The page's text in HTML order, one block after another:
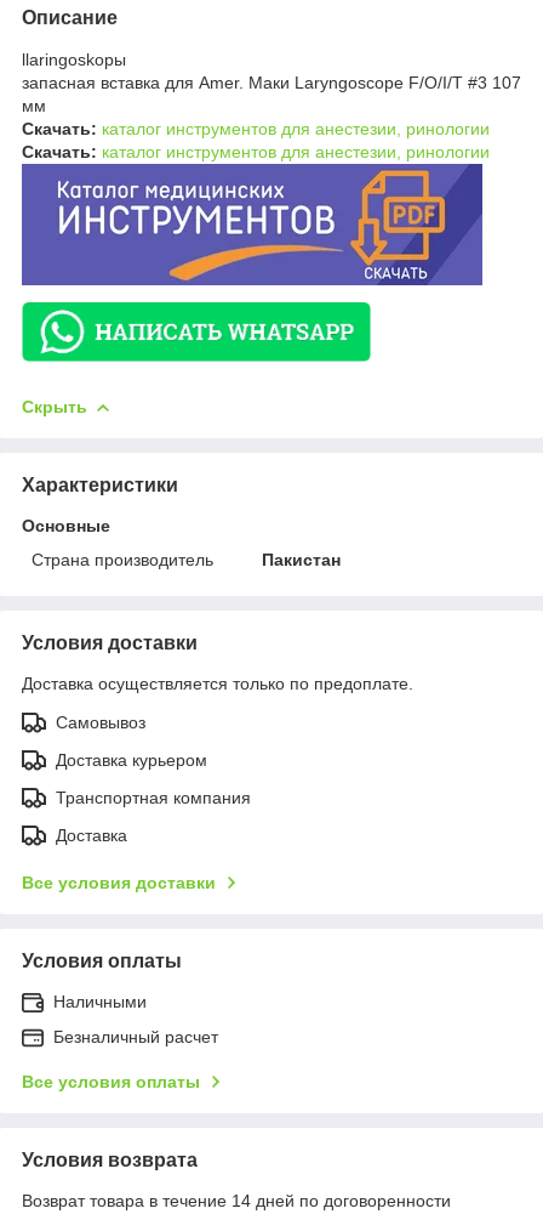
Описание
llaringoskopы
запасная вставка для Amer. Маки Laryngoscope F/O/I/T #3 107
мм
Скачать: каталог инструментов для анестезии, ринологии
Скачать: каталог инструментов для анестезии, ринологии
Скрыть
Характеристики
Основные
Страна производитель
Пакистан
Условия доставки
Доставка осуществляется только по предоплате.
Самовывоз
Доставка курьером
Транспортная компания
Доставка
Все условия доставки
Условия оплаты
Наличными
Безналичный расчет
Все условия оплаты
Условия возврата
Возврат товара в течение 14 дней по договоренности